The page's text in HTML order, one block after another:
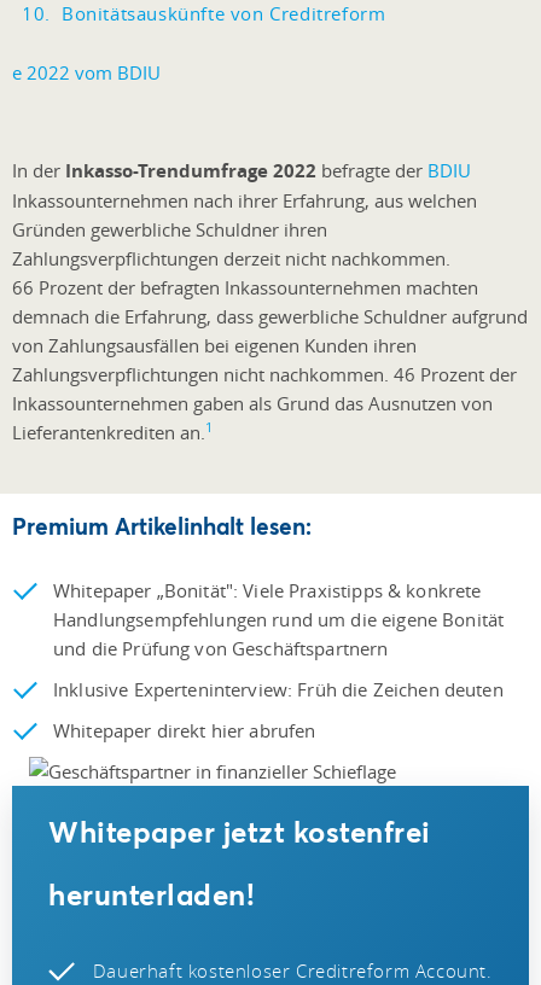
Bonitätsauskünfte von Creditreform
In der Inkasso-Trendumfrage 2022 befragte der BDIU
Inkassounternehmen nach ihrer Erfahrung, aus welchen
Gründen gewerbliche Schuldner ihren
Zahlungsverpflichtungen derzeit nicht nachkommen.
66 Prozent der befragten Inkassounternehmen machten
demnach die Erfahrung, dass gewerbliche Schuldner aufgrund
von Zahlungsausfällen bei eigenen Kunden ihren
Zahlungsverpflichtungen nicht nachkommen. 46 Prozent der
Inkassounternehmen gaben als Grund das Ausnutzen von
Lieferantenkrediten an. 1
Premium Artikelinhalt lesen:
Whitepaper „Bonität": Viele Praxistipps & konkrete
Handlungsempfehlungen rund um die eigene Bonität
und die Prüfung von Geschäftspartnern
Inklusive Experteninterview: Früh die Zeichen deuten
Whitepaper direkt hier abrufen
Whitepaper jetzt kostenfrei
herunterladen!
Dauerhaft kostenloser Creditreform Account.